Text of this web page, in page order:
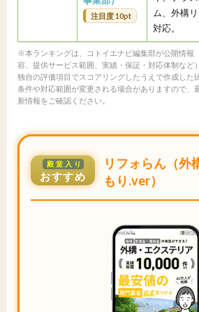
注目度 10pt
ム、外構
対応。
※本ランキングは、コトイエナビ編集部が公開情報
容、提供サービス範囲、実績・保証・対応体制など
独自の評価項目でスコアリングしたうえで作成した
条件や対応範囲が変更される場合がありますので、
新情報をご確認ください。
殿堂入り
おすすめ
リフォらん（外
もり.ver）